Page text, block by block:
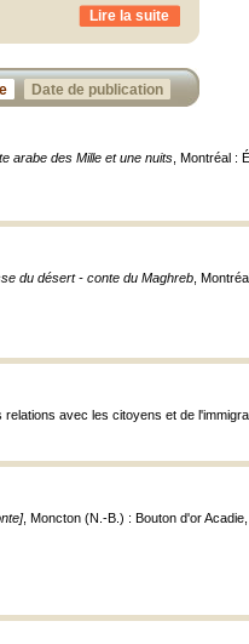
Lire la suite
Date de publication
arabe des Mille et une nuits , Montréal :
du désert - conte du Maghreb ,
relations avec les citoyens et de
, Moncton (N.-B.) : Bouton d'or